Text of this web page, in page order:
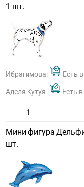
1 шт.
Ибрагимова: Есть
Аделя Кутуя: Есть
Мини фигура
шт.